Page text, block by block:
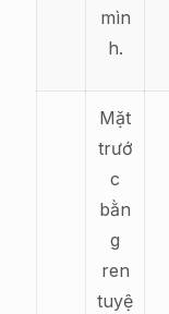
mìn
h.
Mặt
trướ
c
bằn
g
ren
tuyệ